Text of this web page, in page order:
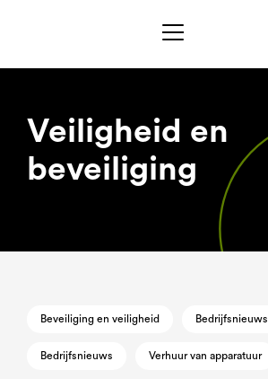
Veiligheid en
beveiliging
Beveiliging en veiligheid Bedrijfsnieuws
Bedrijfsnieuws Verhuur van apparatuur